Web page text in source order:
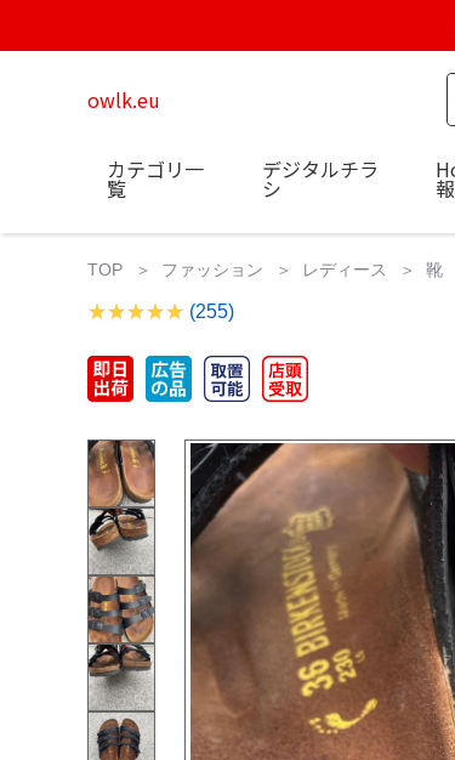
owlk.eu
カテゴリ一
覧
デジタルチラ
シ 報
TOP ファッション レディース 靴
(255)